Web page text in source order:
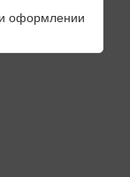
оформлении